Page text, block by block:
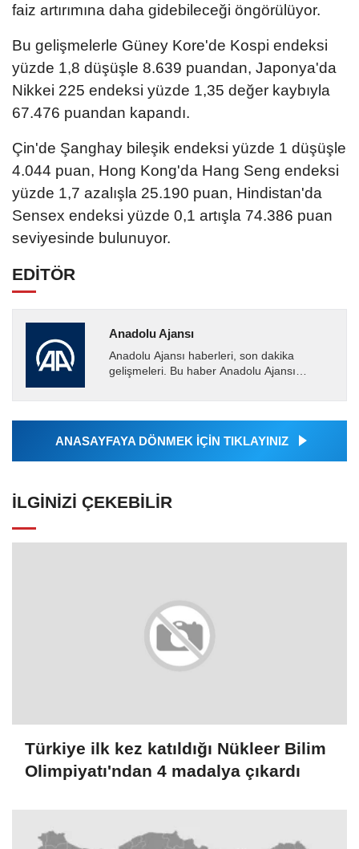
faiz artırımına daha gidebileceği öngörülüyor.
Bu gelişmelerle Güney Kore'de Kospi endeksi
yüzde 1,8 düşüşle 8.639 puandan, Japonya'da
Nikkei 225 endeksi yüzde 1,35 değer kaybıyla
67.476 puandan kapandı.
Çin'de Şanghay bileşik endeksi yüzde 1 düşüşle
4.044 puan, Hong Kong'da Hang Seng endeksi
yüzde 1,7 azalışla 25.190 puan, Hindistan'da
Sensex endeksi yüzde 0,1 artışla 74.386 puan
seviyesinde bulunuyor.
EDİTÖR
Anadolu Ajansı
Anadolu Ajansı haberleri, son dakika
gelişmeleri. Bu haber Anadolu Ajansı
tarafından geçilen tüm...
ANASAYFAYA DÖNMEK İÇİN TIKLAYINIZ
İLGINIZI ÇEKEBILIR
Türkiye ilk kez katıldığı Nükleer Bilim
Olimpiyatı'ndan 4 madalya çıkardı